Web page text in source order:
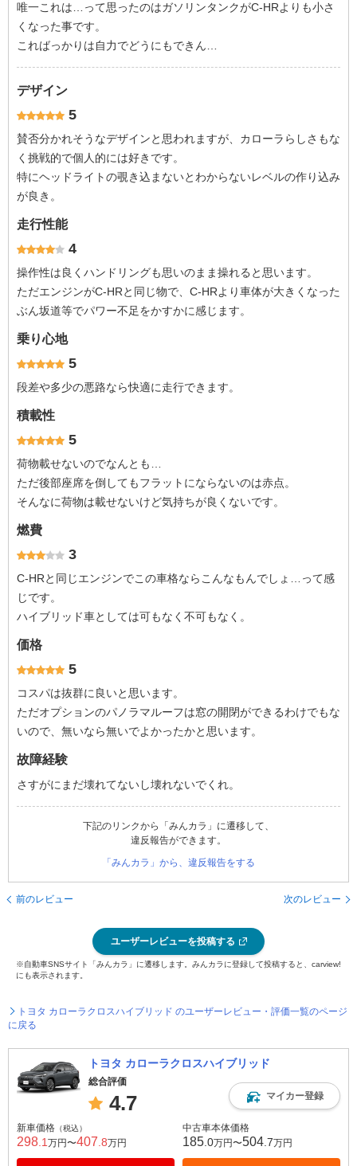
唯一これは…って思ったのはガソリンタンクがC-HRよりも小さ
くなった事です。
こればっかりは自力でどうにもできん…
デザイン
5
賛否分かれそうなデザインと思われますが、カローラらしさもな
く挑戦的で個人的には好きです。
特にヘッドライトの覗き込まないとわからないレベルの作り込み
が良き。
走行性能
4
操作性は良くハンドリングも思いのまま操れると思います。
ただエンジンがC-HRと同じ物で、C-HRより車体が大きくなった
ぶん坂道等でパワー不足をかすかに感じます。
乗り心地
5
段差や多少の悪路なら快適に走行できます。
積載性
5
荷物載せないのでなんとも…
ただ後部座席を倒してもフラットにならないのは赤点。
そんなに荷物は載せないけど気持ちが良くないです。
燃費
3
C-HRと同じエンジンでこの車格ならこんなもんでしょ…って感
じです。
ハイブリッド車としては可もなく不可もなく。
価格
5
コスパは抜群に良いと思います。
ただオプションのパノラマルーフは窓の開閉ができるわけでもな
いので、無いなら無いでよかったかと思います。
故障経験
さすがにまだ壊れてないし壊れないでくれ。
下記のリンクから「みんカラ」に遷移して、
違反報告ができます。
「みんカラ」から、違反報告をする
前のレビュー 次のレビュー
ユーザーレビューを投稿する
※自動車SNSサイト「みんカラ」に遷移します。みんカラに登録して投稿すると、carview!
にも表示されます。
トヨタ カローラクロスハイブリッド のユーザーレビュー・評価一覧のページ
に戻る
トヨタ カローラクロスハイブリッド
総合評価
4.7 マイカー登録
新車価格 （税込）
298 .1 万円〜407 .8万円
中古車本体価格
185 .0万円〜504 .7万円